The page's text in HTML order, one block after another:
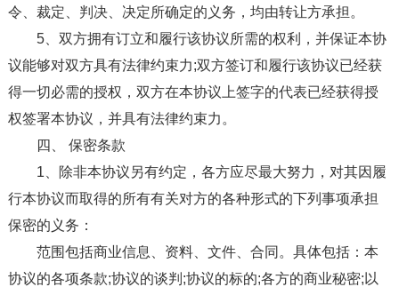
令、裁定、判决、决定所确定的义务，均由转让方承担。
5、双方拥有订立和履行该协议所需的权利，并保证本协
议能够对双方具有法律约束力;双方签订和履行该协议已经获
得一切必需的授权，双方在本协议上签字的代表已经获得授
权签署本协议，并具有法律约束力。
四、 保密条款
1、除非本协议另有约定，各方应尽最大努力，对其因履
行本协议而取得的所有有关对方的各种形式的下列事项承担
保密的义务：
范围包括商业信息、资料、文件、合同。具体包括：本
协议的各项条款;协议的谈判;协议的标的;各方的商业秘密;以